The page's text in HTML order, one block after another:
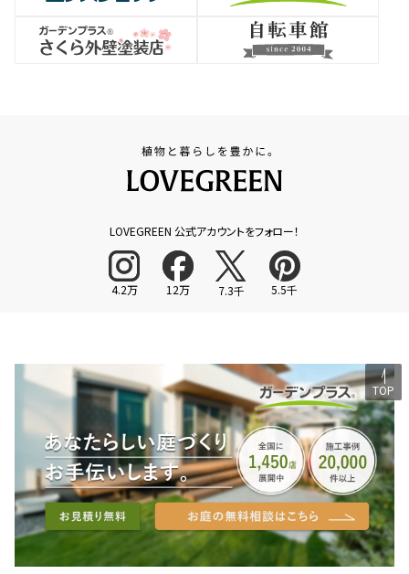
LOVEGREEN 公式アカウントをフォロー！
4.2万 12万 7.3千 5.5千
TOP